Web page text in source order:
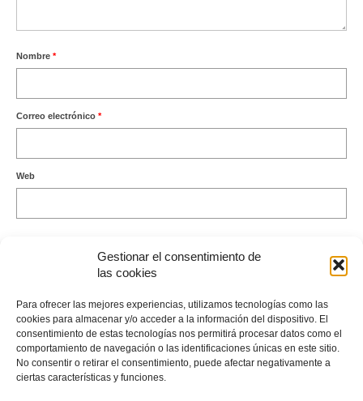
Gestionar el consentimiento de
las cookies
Para ofrecer las mejores experiencias, utilizamos tecnologías como las
cookies para almacenar y/o acceder a la información del dispositivo. El
consentimiento de estas tecnologías nos permitirá procesar datos como el
comportamiento de navegación o las identificaciones únicas en este sitio.
No consentir o retirar el consentimiento, puede afectar negativamente a
ciertas características y funciones.
Nombre *
Correo electrónico *
Web
procesan los datos de tus comentarios.